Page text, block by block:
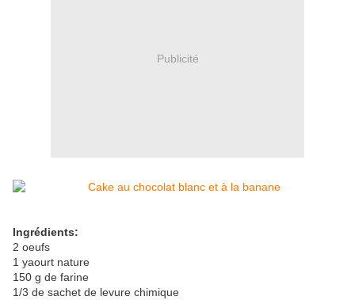
Publicité
Ingrédients:
2 oeufs
1 yaourt nature
150 g de farine
1/3 de sachet de levure chimique